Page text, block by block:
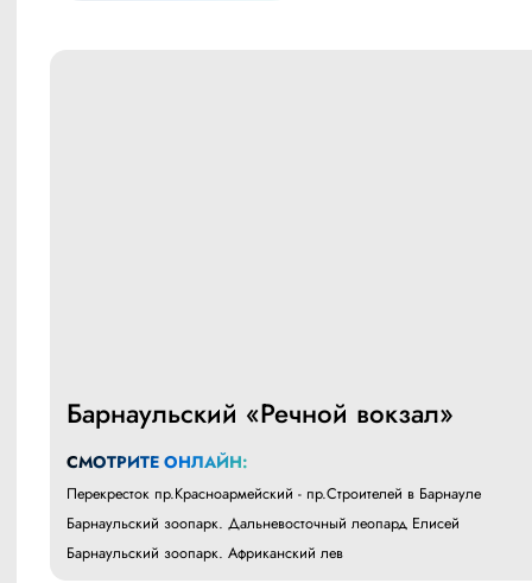
Барнаульский «Речной вокзал»
СМОТРИТЕ ОНЛАЙН:
Перекресток пр.Красноармейский - пр.Строителей в Барнауле
Барнаульский зоопарк. Дальневосточный леопард Елисей
Барнаульский зоопарк. Африканский лев